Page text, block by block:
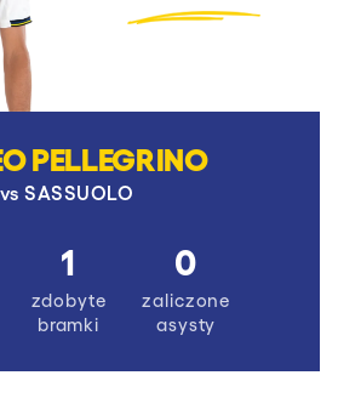
PELLEGRINO
vsSASSUOLO
1
zdobyte
bramki
0
zaliczone
asysty